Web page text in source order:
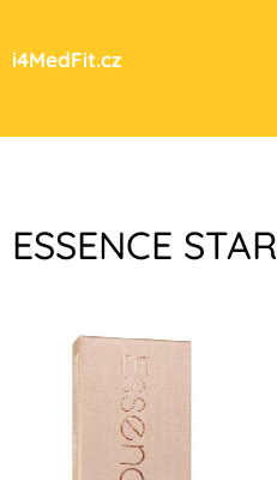
i4MedFit.cz
ESSENCE STAR